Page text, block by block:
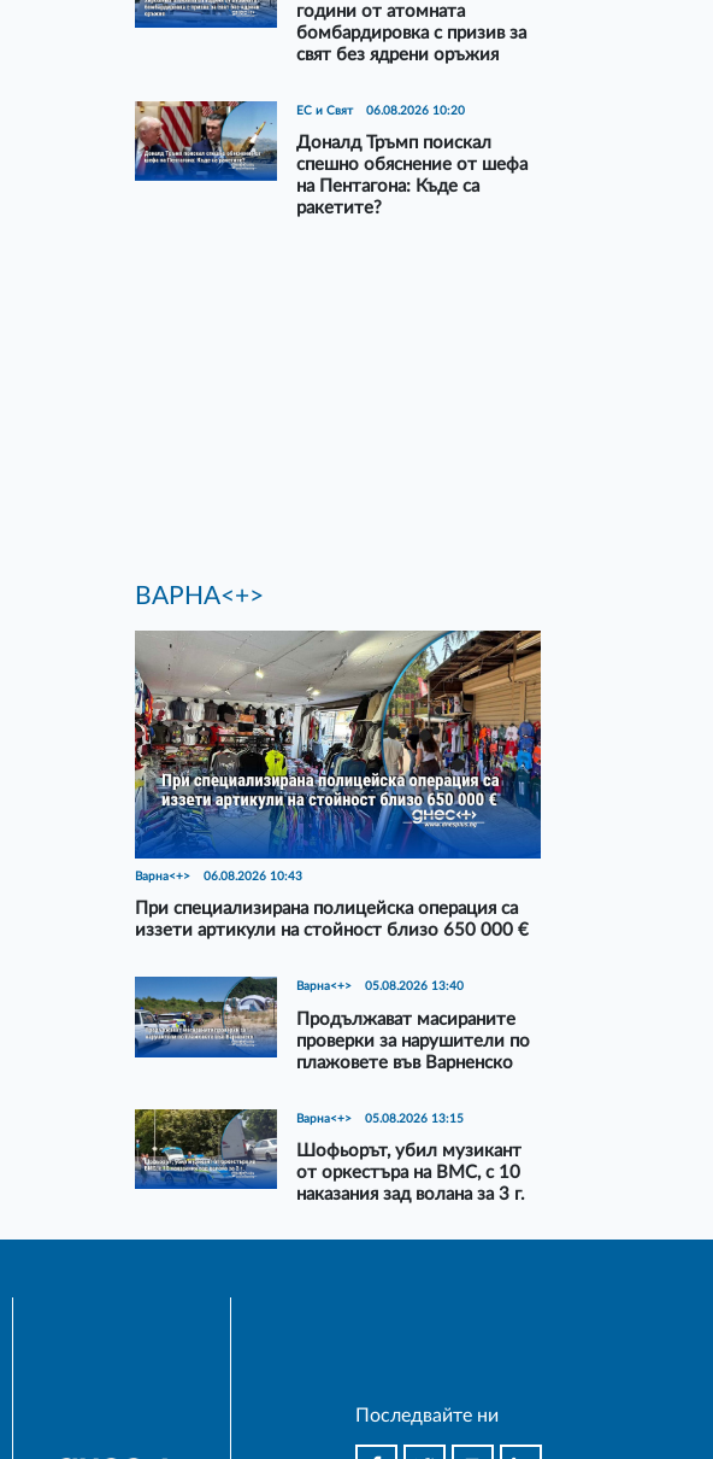
години от атомната
бомбардировка с призив за
свят без ядрени оръжия
ЕС и Свят 06.08.2026 10:20
Доналд Тръмп поискал
спешно обяснение от шефа
на Пентагона: Къде са
ракетите?
ВАРНА<+>
Варна<+> 06.08.2026 10:43
При специализирана полицейска операция са
иззети артикули на стойност близо 650 000 €
Варна<+> 05.08.2026 13:40
Продължават масираните
проверки за нарушители по
плажовете във Варненско
Варна<+> 05.08.2026 13:15
Шофьорът, убил музикант
от оркестъра на ВМС, с 10
наказания зад волана за 3 г.
Последвайте ни